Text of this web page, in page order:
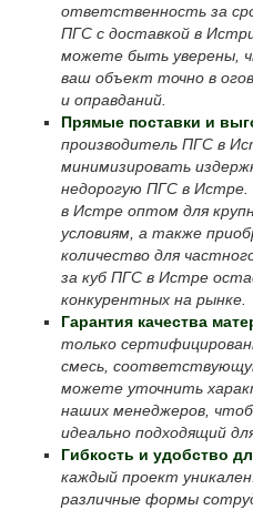
ответственность за
ПГС с доставкой в
можете быть уверены,
ваш объект точно в
и оправданий.
Прямые поставки и
производитель ПГС в
минимизировать
недорогую ПГС в
в Истре оптом для
условиям, а также
количество для
за куб ПГС в Истре
конкурентных на рынке.
Гарантия качества
только
смесь,
можете уточнить
наших менеджеров,
идеально подходящий
Гибкость и удобство
каждый проект
различные формы